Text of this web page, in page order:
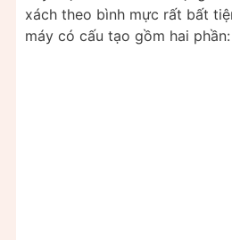
xách theo bình mực rất bất
máy có cấu tạo gồm hai phần: